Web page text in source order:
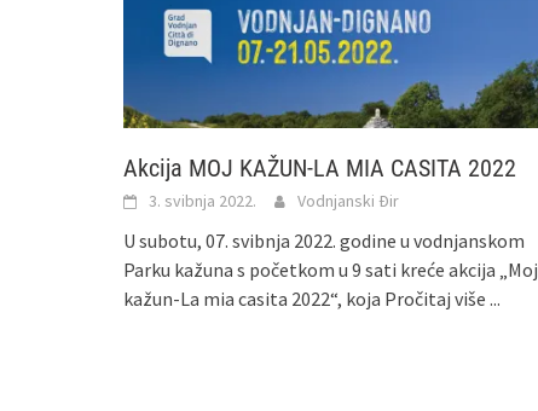
Akcija MOJ KAŽUN-LA MIA CASITA 2022
3. svibnja 2022. Vodnjanski Đir
U subotu, 07. svibnja 2022. godine u vodnjanskom
Parku kažuna s početkom u 9 sati kreće akcija „Moj
kažun-La mia casita 2022“, koja Pročitaj više ...